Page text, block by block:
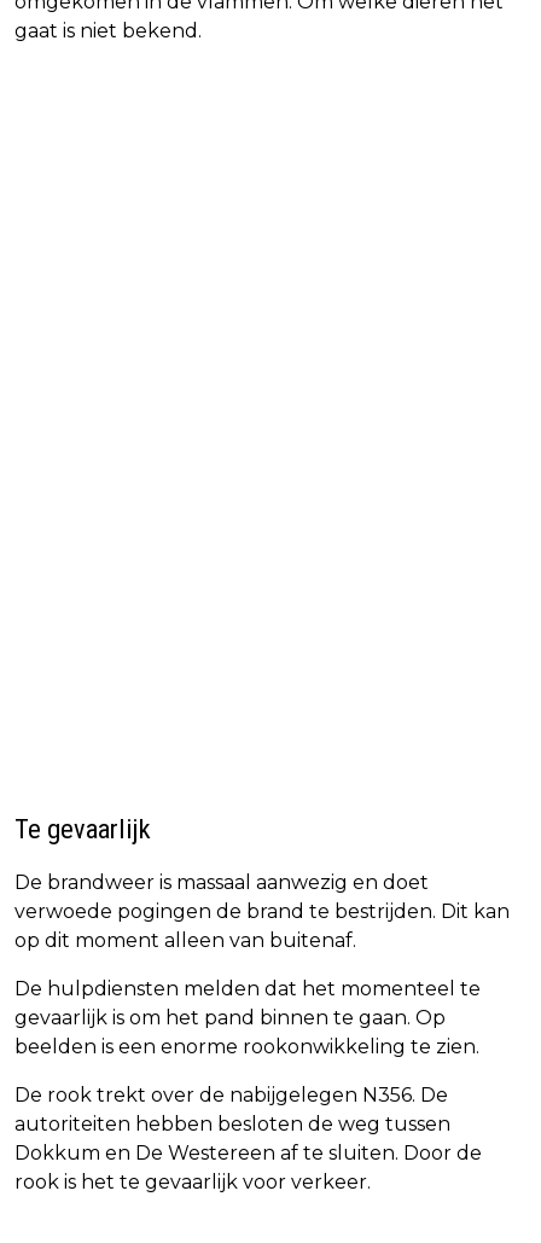
gaat is niet bekend.
Te gevaarlijk
De brandweer is massaal aanwezig en doet
verwoede pogingen de brand te bestrijden. Dit kan
op dit moment alleen van buitenaf.
De hulpdiensten melden dat het momenteel te
gevaarlijk is om het pand binnen te gaan. Op
beelden is een enorme rookonwikkeling te zien.
De rook trekt over de nabijgelegen N356. De
autoriteiten hebben besloten de weg tussen
Dokkum en De Westereen af te sluiten. Door de
rook is het te gevaarlijk voor verkeer.